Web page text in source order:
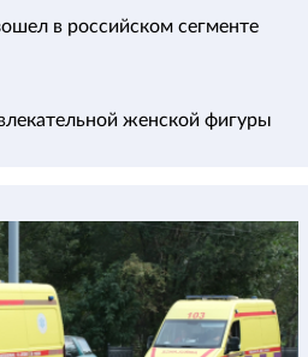
в российском сегменте
женской фигуры